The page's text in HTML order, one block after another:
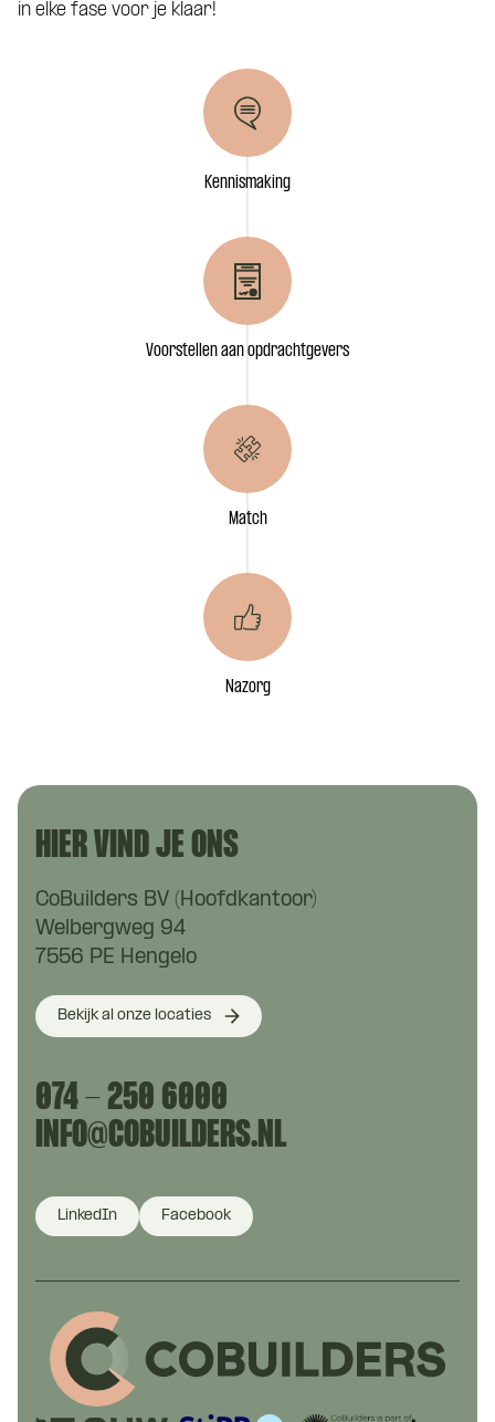
in elke fase voor je klaar!
Kennismaking
Voorstellen aan opdrachtgevers
Match
Nazorg
HIER VIND JE ONS
CoBuilders BV (Hoofdkantoor)
Welbergweg 94
7556 PE Hengelo
Bekijk al onze locaties
074 - 250 6000
INFO@COBUILDERS.NL
LinkedIn Facebook
Motivatie (niet verplicht)